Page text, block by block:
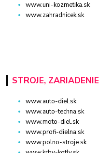
www.uni-kozmetika.sk
www.zahradnicek.sk
STROJE, ZARIADENIE
www.auto-diel.sk
www.auto-techna.sk
www.moto-diel.sk
www.profi-dielna.sk
www.polno-stroje.sk